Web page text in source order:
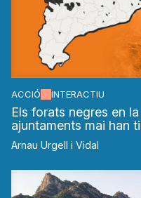
ACCIÓ INTERACTIU
Els forats negres en
ajuntaments mai han
Arnau Urgell i Vidal